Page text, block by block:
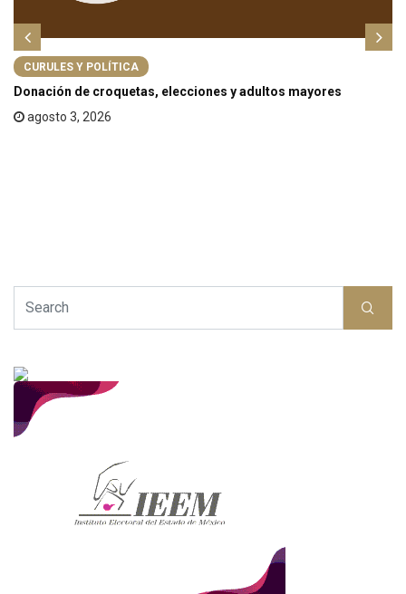
CURULES Y POLÍTICA
Donación de croquetas, elecciones y adultos mayores
agosto 3, 2026